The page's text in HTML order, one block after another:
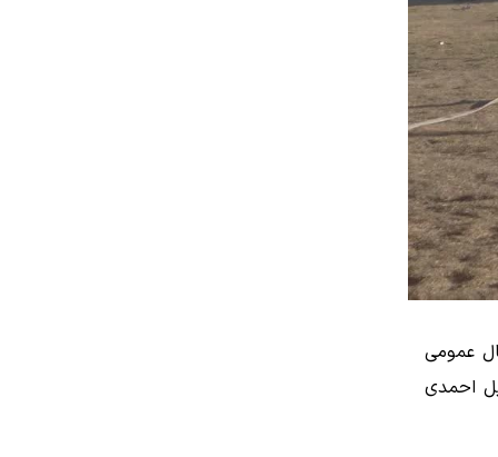
سرنشینان بالگرد ۱۲ نفر اعلام و حال عمومی
اسماعیل احمدی